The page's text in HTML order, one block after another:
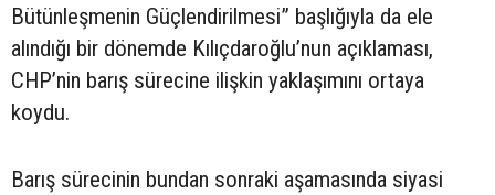
Bütünleşmenin Güçlendirilmesi” başlığıyla da ele
alındığı bir dönemde Kılıçdaroğlu’nun açıklaması,
CHP’nin barış sürecine ilişkin yaklaşımını ortaya
koydu.
Barış sürecinin bundan sonraki aşamasında siyasi